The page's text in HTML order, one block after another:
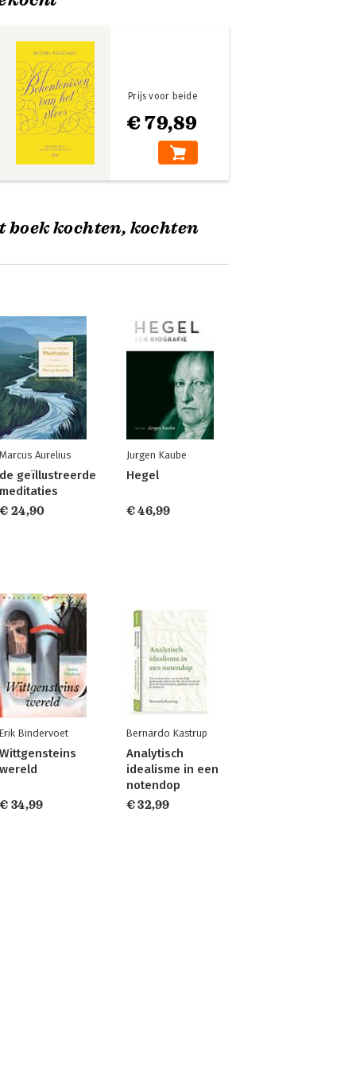
€ 79,89
Prijs voor beide
boek kochten, kochten
Marcus Aurelius
de geïllustreerde
meditaties
€ 24,90
Jurgen Kaube
Hegel
€ 46,99
Erik Bindervoet
Wittgensteins
wereld
€ 34,99
Bernardo Kastrup
Analytisch
idealisme in een
notendop
€ 32,99